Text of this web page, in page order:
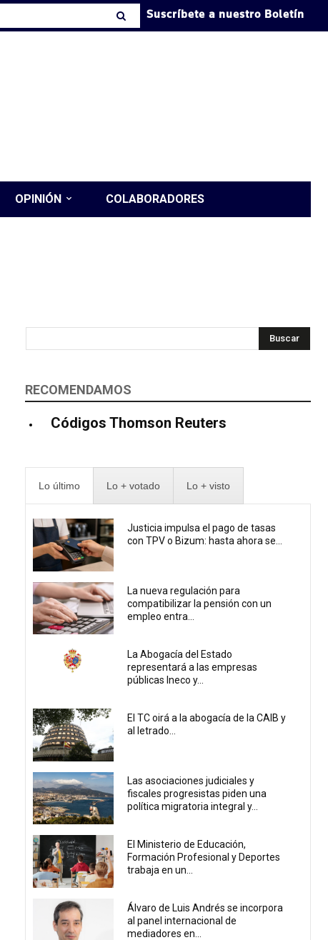
Suscríbete a nuestro Boletín
OPINIÓN COLABORADORES
Buscar
RECOMENDAMOS
Códigos Thomson Reuters
Lo último Lo + votado Lo + visto
Justicia impulsa el pago de tasas
con TPV o Bizum: hasta ahora se...
La nueva regulación para
compatibilizar la pensión con un
empleo entra...
La Abogacía del Estado
representará a las empresas
públicas Ineco y...
El TC oirá a la abogacía de la CAIB y
al letrado...
Las asociaciones judiciales y
fiscales progresistas piden una
política migratoria integral y...
El Ministerio de Educación,
Formación Profesional y Deportes
trabaja en un...
Álvaro de Luis Andrés se incorpora
al panel internacional de
mediadores en...